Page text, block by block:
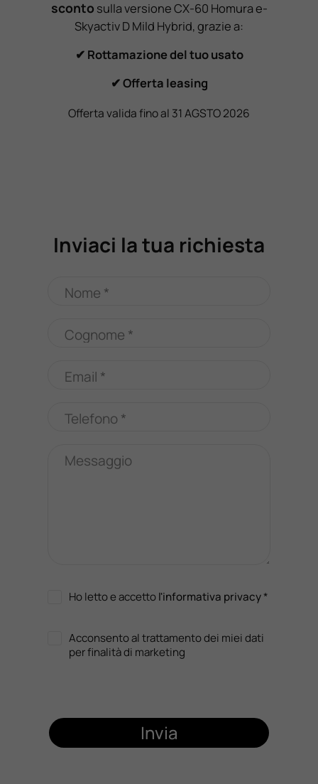
sconto sulla versione CX-60 Homura e-
Skyactiv D Mild Hybrid, grazie a:
✔ Rottamazione del tuo usato
✔ Offerta leasing
Offerta valida fino al 31 AGSTO 2026
Inviaci la tua richiesta
Nome *
Cognome *
Email *
Telefono *
Messaggio
Ho letto e accettol'informativa privacy*
Acconsento al trattamento dei miei dati
per finalità di marketing
Invia